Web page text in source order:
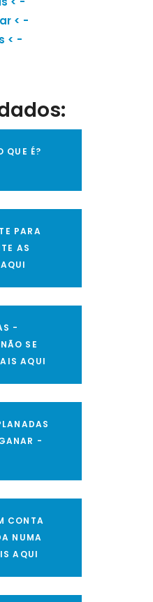
< -
< -
QUE É?
PARA
AS
-
SE
AQUI
-
CONTA
NUMA
AQUI